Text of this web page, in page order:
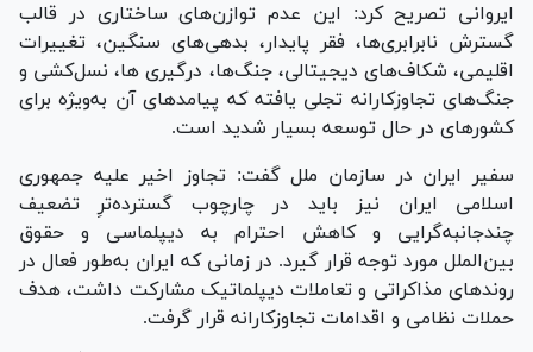
ایروانی تصریح کرد: این عدم توازن‌های ساختاری در قالب
گسترش نابرابری‌ها، فقر پایدار، بدهی‌های سنگین، تغییرات
اقلیمی، شکاف‌های دیجیتالی، جنگ‌ها، درگیری ها، نسل‌کشی و
جنگ‌های تجاوزکارانه تجلی یافته که پیامد‌های آن به‌ویژه برای
کشور‌های در حال توسعه بسیار شدید است.
سفیر ایران در سازمان ملل گفت: تجاوز اخیر علیه جمهوری
اسلامی ایران نیز باید در چارچوب گسترده‌ترِ تضعیف
چندجانبه‌گرایی و کاهش احترام به دیپلماسی و حقوق
بین‌الملل مورد توجه قرار گیرد. در زمانی که ایران به‌طور فعال در
روند‌های مذاکراتی و تعاملات دیپلماتیک مشارکت داشت، هدف
حملات نظامی و اقدامات تجاوزکارانه قرار گرفت.